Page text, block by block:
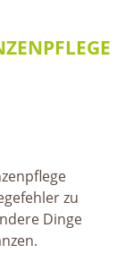
zu
Dinge